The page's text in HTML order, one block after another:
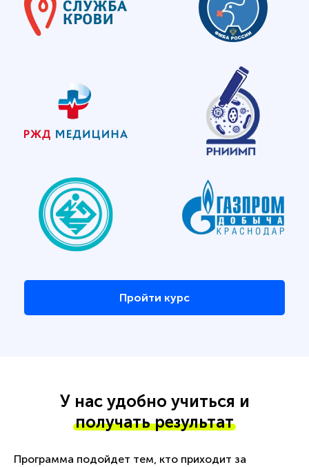
Пройти курс
У нас удобно учиться и
получать результат
Программа подойдет тем, кто приходит за